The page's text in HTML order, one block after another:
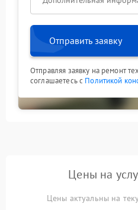
Отправить заявку
Отправляя заявку на ремонт
соглашаетесь с Политикой
Цены на
Цены актуальны на